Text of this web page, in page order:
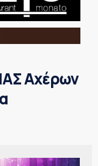
Αχέρων